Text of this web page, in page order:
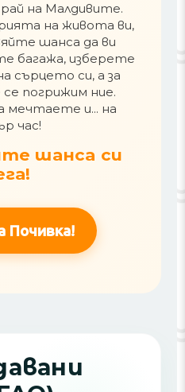
на Малдивите.
на живота ви,
шанса да ви
багажа, изберете
сърцето си, а за
погрижим ние.
мечтаете и... на
час!
шанса си
Почивка!